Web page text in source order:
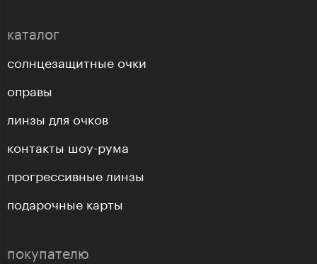
каталог
солнцезащитные очки
оправы
линзы для очков
контакты шоу-рума
прогрессивные линзы
подарочные карты
покупателю